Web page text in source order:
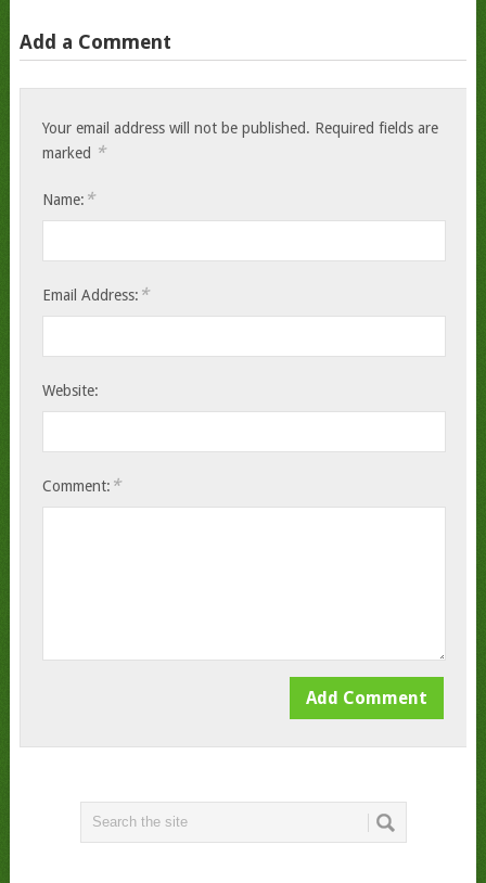
Add a Comment
Your email address will not be published. Required fields are
marked *
Name: *
Email Address: *
Website:
Comment: *